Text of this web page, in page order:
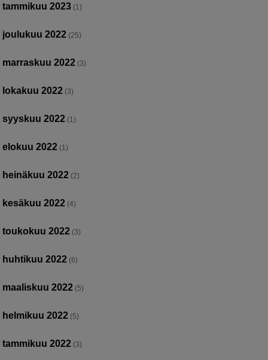
tammikuu 2023 (1)
joulukuu 2022 (25)
marraskuu 2022 (3)
lokakuu 2022 (3)
syyskuu 2022 (1)
elokuu 2022 (1)
heinäkuu 2022 (2)
kesäkuu 2022 (4)
toukokuu 2022 (3)
huhtikuu 2022 (6)
maaliskuu 2022 (5)
helmikuu 2022 (5)
tammikuu 2022 (3)